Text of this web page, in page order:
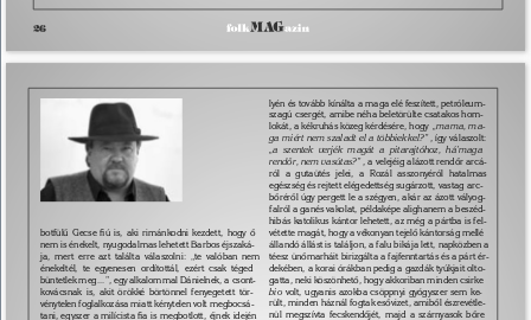
26
botfülû Gecse ﬁú is, aki rimánkodni kezdett, hogy õ
nem is énekelt, nyugodalmas lehetett Barbos éjszaká-
ja, mert erre azt találta válaszolni: „te valóban nem
énekeltél, te egyenesen ordítottál, ezért csak téged
büntetlek meg...”, egy alkalommal Dánielnek, a csont-
kovácsnak is, akit örökké börtönnel fenyegetett tör-
vénytelen foglalkozása miatt kénytelen volt megbocsá-
tani, egyszer a milícista ﬁa is megbotlott, éjnek idején
lyén és tovább kínálta a maga elé feszített, petróleum-
szagú csergét, amibe néha beletörülte csatakos hom-
lokát, a kékruhás közeg kérdésére, hogy „mama, ma-
ga miért nem szaladt el a többiekkel?” , így válaszolt:
„a szentek verjék magát a pitarajtóhoz, há’maga
rendõr, nem vasútas?” , a velejéig alázott rendõr arcá-
ról a gutaütés jelei, a Rozál asszonyéról hatalmas
egészség és rejtett elégedettség sugárzott, vastag arc-
bõrérõl úgy pergett le a szégyen, akár az ázott vályog-
falról a ganés vakolat, példaképe alighanem a beszéd-
hibás katolikus kántor lehetett, az még a pártba is fel-
vétette magát, hogy a vékonyan tejelõ kántorság mellé
állandó állást is találjon, a falu bikája lett, napközben a
téesz ünõmarháit birizgálta a fajfenntartás és a párt ér-
dekében, a korai órákban pedig a gazdák tyúkjait olto-
gatta, neki köszönhetõ, hogy akkoriban minden csirke
bio volt, ugyanis azokba csöppnyi gyógyszer sem ke-
rült, minden háznál fogtak esõvizet, amibõl észrevétle-
nül megszívta fecskendõjét, majd a szárnyasok bõre